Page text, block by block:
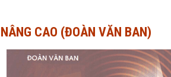
CAO (ĐOÀN VĂN BAN)